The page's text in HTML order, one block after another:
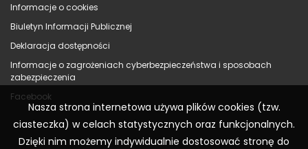
Informacje o cookies
Biuletyn Informacji Publicznej
Deklaracja dostępności
Informacje o zagrożeniach cyberbezpieczeństwa i sposobach
zabezpieczenia
Facebook
Nasza strona internetowa używa plików cookies (tzw.
ciasteczka) w celach statystycznych oraz funkcjonalnych.
Dzięki nim możemy indywidualnie dostosować stronę do